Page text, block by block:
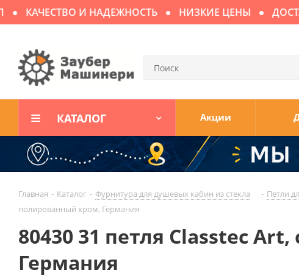
КАЧЕСТВО И НАДЕЖНОСТЬ НИЗКИЕ ЦЕНЫ
КАТАЛОГ Акции
Главная - Каталог - Фурнитура для душевых кабин из стекла - Петли
полированный хром, Германия
80430 31 петля Classtec
Германия